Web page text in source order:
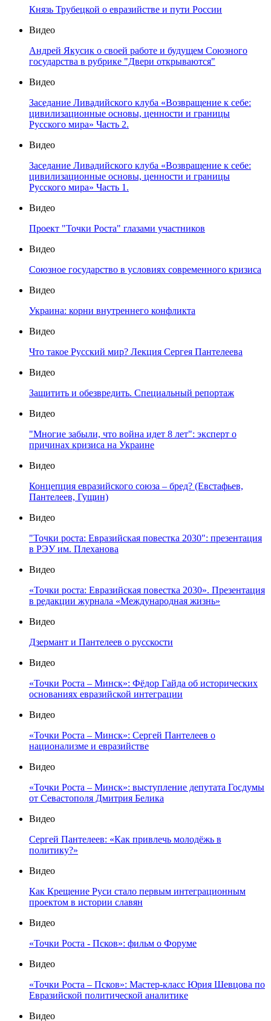
Князь Трубецкой о евразийстве и пути России
Видео
Андрей Якусик о своей работе и будущем Союзного
государства в рубрике "Двери открываются"
Видео
Заседание Ливадийского клуба «Возвращение к себе:
цивилизационные основы, ценности и границы
Русского мира» Часть 2.
Видео
Заседание Ливадийского клуба «Возвращение к себе:
цивилизационные основы, ценности и границы
Русского мира» Часть 1.
Видео
Проект "Точки Роста" глазами участников
Видео
Союзное государство в условиях современного кризиса
Видео
Украина: корни внутреннего конфликта
Видео
Что такое Русский мир? Лекция Сергея Пантелеева
Видео
Защитить и обезвредить. Специальный репортаж
Видео
"Многие забыли, что война идет 8 лет": эксперт о
причинах кризиса на Украине
Видео
Концепция евразийского союза – бред? (Евстафьев,
Пантелеев, Гущин)
Видео
"Точки роста: Евразийская повестка 2030": презентация
в РЭУ им. Плеханова
Видео
«Точки роста: Евразийская повестка 2030». Презентация
в редакции журнала «Международная жизнь»
Видео
Дзермант и Пантелеев о русскости
Видео
«Точки Роста – Минск»: Фёдор Гайда об исторических
основаниях евразийской интеграции
Видео
«Точки Роста – Минск»: Сергей Пантелеев о
национализме и евразийстве
Видео
«Точки Роста – Минск»: выступление депутата Госдумы
от Севастополя Дмитрия Белика
Видео
Сергей Пантелеев: «Как привлечь молодёжь в
политику?»
Видео
Как Крещение Руси стало первым интеграционным
проектом в истории славян
Видео
«Точки Роста - Псков»: фильм о Форуме
Видео
«Точки Роста – Псков»: Мастер-класс Юрия Шевцова по
Евразийской политической аналитике
Видео